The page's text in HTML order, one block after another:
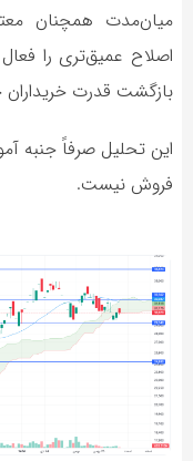
میان‌مدت همچنان
بازگشت قدرت خریداران
این تحلیل صرفاً جنبه
فروش نیست.